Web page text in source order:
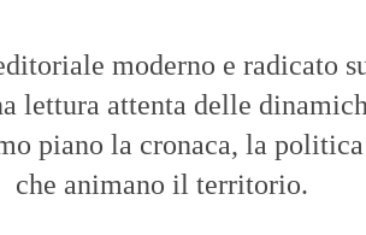
moderno e radicato
lettura attenta delle
piano la cronaca, la
che animano il territorio.